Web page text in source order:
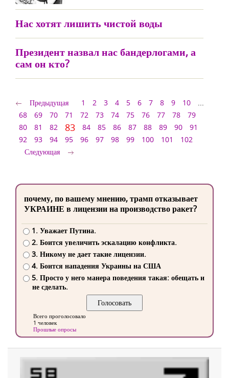
Нас хотят лишить чистой воды
Президент назвал нас бандерлогами, а
сам он кто?
Предыдущая 1 2 3 4 5 6 7 8 9 10
...
68
69 70 71 72 73 74 75 76 77 78
79
80
81 82 83 84 85 86 87 88 89 90
91
92
93 94 95 96 97 98 99 100 101
102
Следующая
почему, по вашему мнению, трамп отказывает
УКРАИНЕ в лицензии на производство ракет?
1. Уважает Путина.
2. Боится увеличить эскалацию конфликта.
3. Никому не дает такие лицензии.
4. Боится нападения Украины на США
5. Просто у него манера поведения такая: обещать и
не сделать.
Всего проголосовало
1 человек
Прошлые опросы